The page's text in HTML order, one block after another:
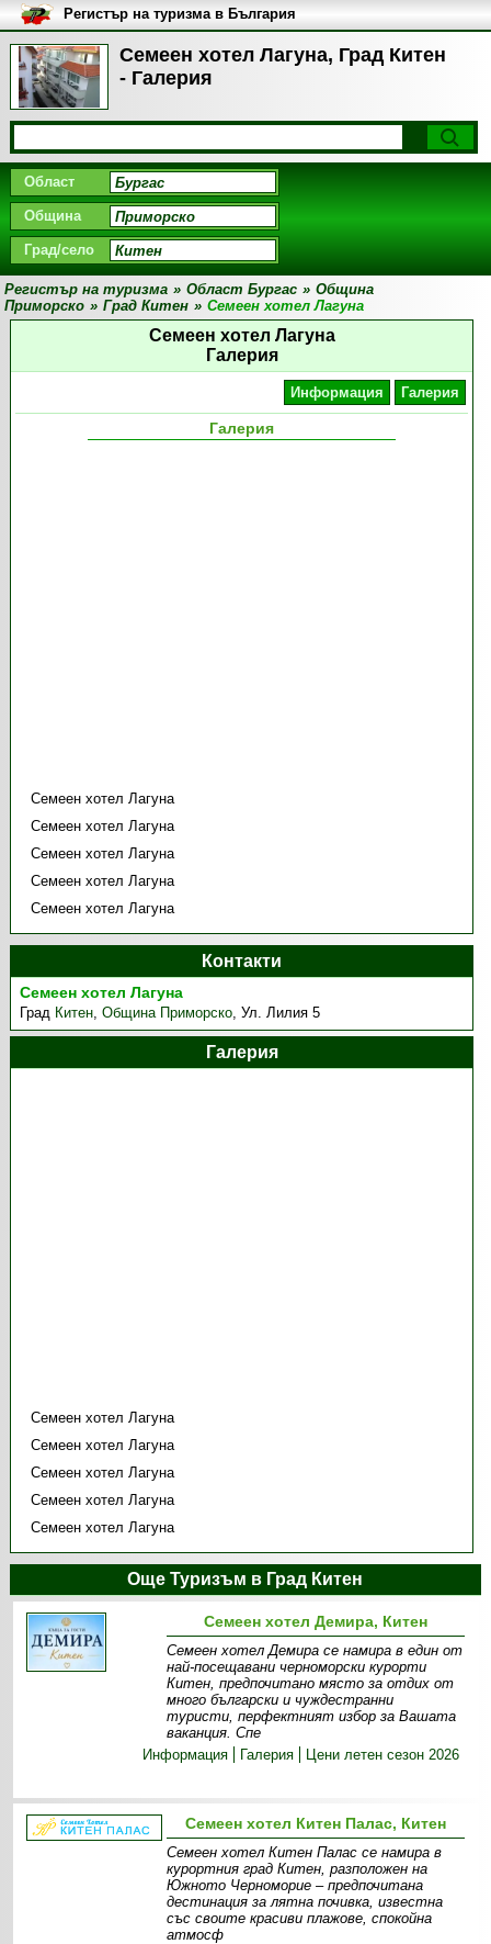
Семеен хотел Лагуна, Град Китен
- Галерия
Регистър на туризма в България
Област
Община
Град/село
Регистър на туризма » Област Бургас » Община
Приморско » Град Китен » Семеен хотел Лагуна
Семеен хотел Лагуна
Галерия
Информация Галерия
Галерия
Семеен хотел Лагуна
Семеен хотел Лагуна
Семеен хотел Лагуна
Семеен хотел Лагуна
Семеен хотел Лагуна
Контакти
Семеен хотел Лагуна
Град Китен,Община Приморско,Ул. Лилия 5
Галерия
Семеен хотел Лагуна
Семеен хотел Лагуна
Семеен хотел Лагуна
Семеен хотел Лагуна
Семеен хотел Лагуна
Още Туризъм в Град Китен
Семеен хотел Демира, Китен
Семеен хотел Демира се намира в един от
най-посещавани черноморски курорти
Китен, предпочитано място за отдих от
много български и чуждестранни
туристи, перфектният избор за Вашата
ваканция. Спе
Информация
Галерия Цени летен сезон 2026
Семеен хотел Китен Палас, Китен
Семеен хотел Китен Палас се намира в
курортния град Китен, разположен на
Южното Черноморие – предпочитана
дестинация за лятна почивка, известна
със своите красиви плажове, спокойна
атмосф